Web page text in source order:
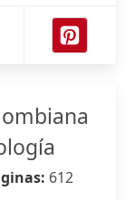
612